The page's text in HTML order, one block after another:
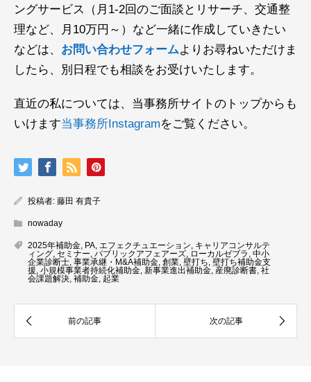
ングサービス（月1-2回のご面談とリサーチ、交通整
理など、月10万円～）など一緒に作成していきたい
などは、 お問い合わせフォームよりお尋ねいただけま
したら、別日程でも相談をお受けいたします。
直近の私については、当事務所サイトのトップからも
いけます当事務所Instagramをご覧ください。
投稿者: 藤田 有貴子
nowaday
2025年補助金 PA エフェクチュエーション キャリアコンサルテ
ィング セミナー パブリックアフェアーズ ローカルゼブラ 中小
企業診断士 事業承継・M&A補助金 創業 壁打ち 壁打ち補助金支
援 小規模事業者持続化補助金 新事業進出補助金 産廃診断書 社
会課題解決 補助金 起業